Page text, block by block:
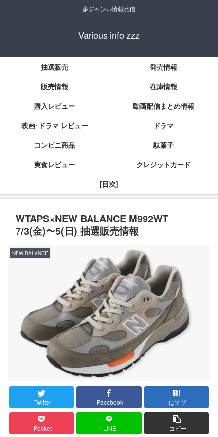
多ジャンル情報発信
Various info zzz
抽選販売
発売情報
販売情報
在庫情報
購入レビュー
動画配信まとめ情報
映画･ドラマ レビュー
ドラマ
コンビニ商品
駄菓子
実食レビュー
クレジットカード
[目次]
WTAPS×NEW BALANCE M992WT
7/3(金)〜5(日) 抽選販売情報
NEW BALANCE
Twitter Facebook はてブ
Pocket LINE コピー